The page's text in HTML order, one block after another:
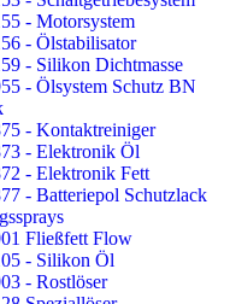
- Motorsystem
- Ölstabilisator
- Silikon Dichtmasse
- Ölsystem Schutz BN
- Kontaktreiniger
- Elektronik Öl
- Elektronik Fett
- Batteriepol Schutzlack
Fließfett Flow
- Silikon Öl
- Rostlöser